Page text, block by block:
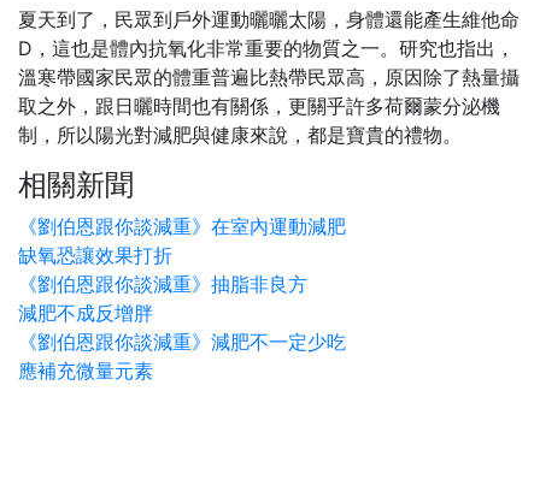
夏天到了，民眾到戶外運動曬曬太陽，身體還能產生維他命
D，這也是體內抗氧化非常重要的物質之一。研究也指出，
溫寒帶國家民眾的體重普遍比熱帶民眾高，原因除了熱量攝
取之外，跟日曬時間也有關係，更關乎許多荷爾蒙分泌機
制，所以陽光對減肥與健康來說，都是寶貴的禮物。
相關新聞
《劉伯恩跟你談減重》在室內運動減肥
缺氧恐讓效果打折
《劉伯恩跟你談減重》抽脂非良方
減肥不成反增胖
《劉伯恩跟你談減重》減肥不一定少吃
應補充微量元素